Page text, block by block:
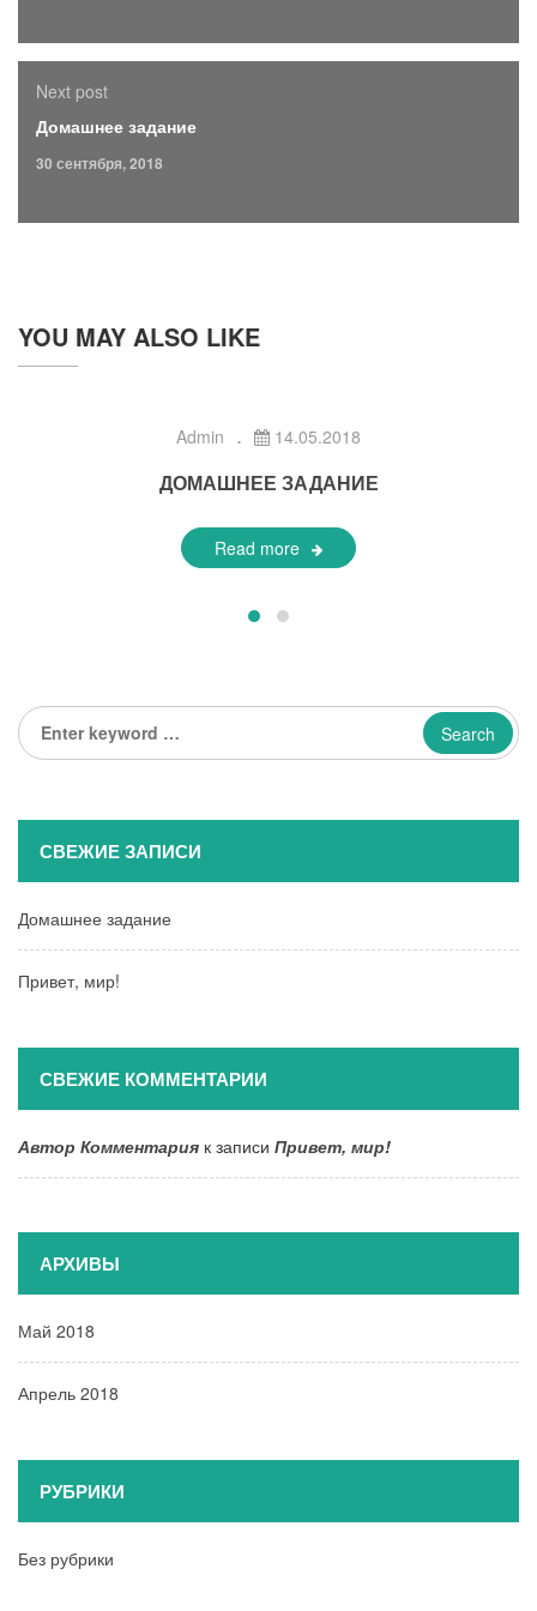
Next post
Домашнее задание
30 сентября, 2018
YOU MAY ALSO LIKE
Admin 14.05.2018
ДОМАШНЕЕ ЗАДАНИЕ
Read more
Enter
keyword
СВЕЖИЕ ЗАПИСИ
Домашнее задание
Привет, мир!
СВЕЖИЕ КОММЕНТАРИИ
Автор Комментария к записи Привет, мир!
АРХИВЫ
Май 2018
Апрель 2018
РУБРИКИ
Без рубрики